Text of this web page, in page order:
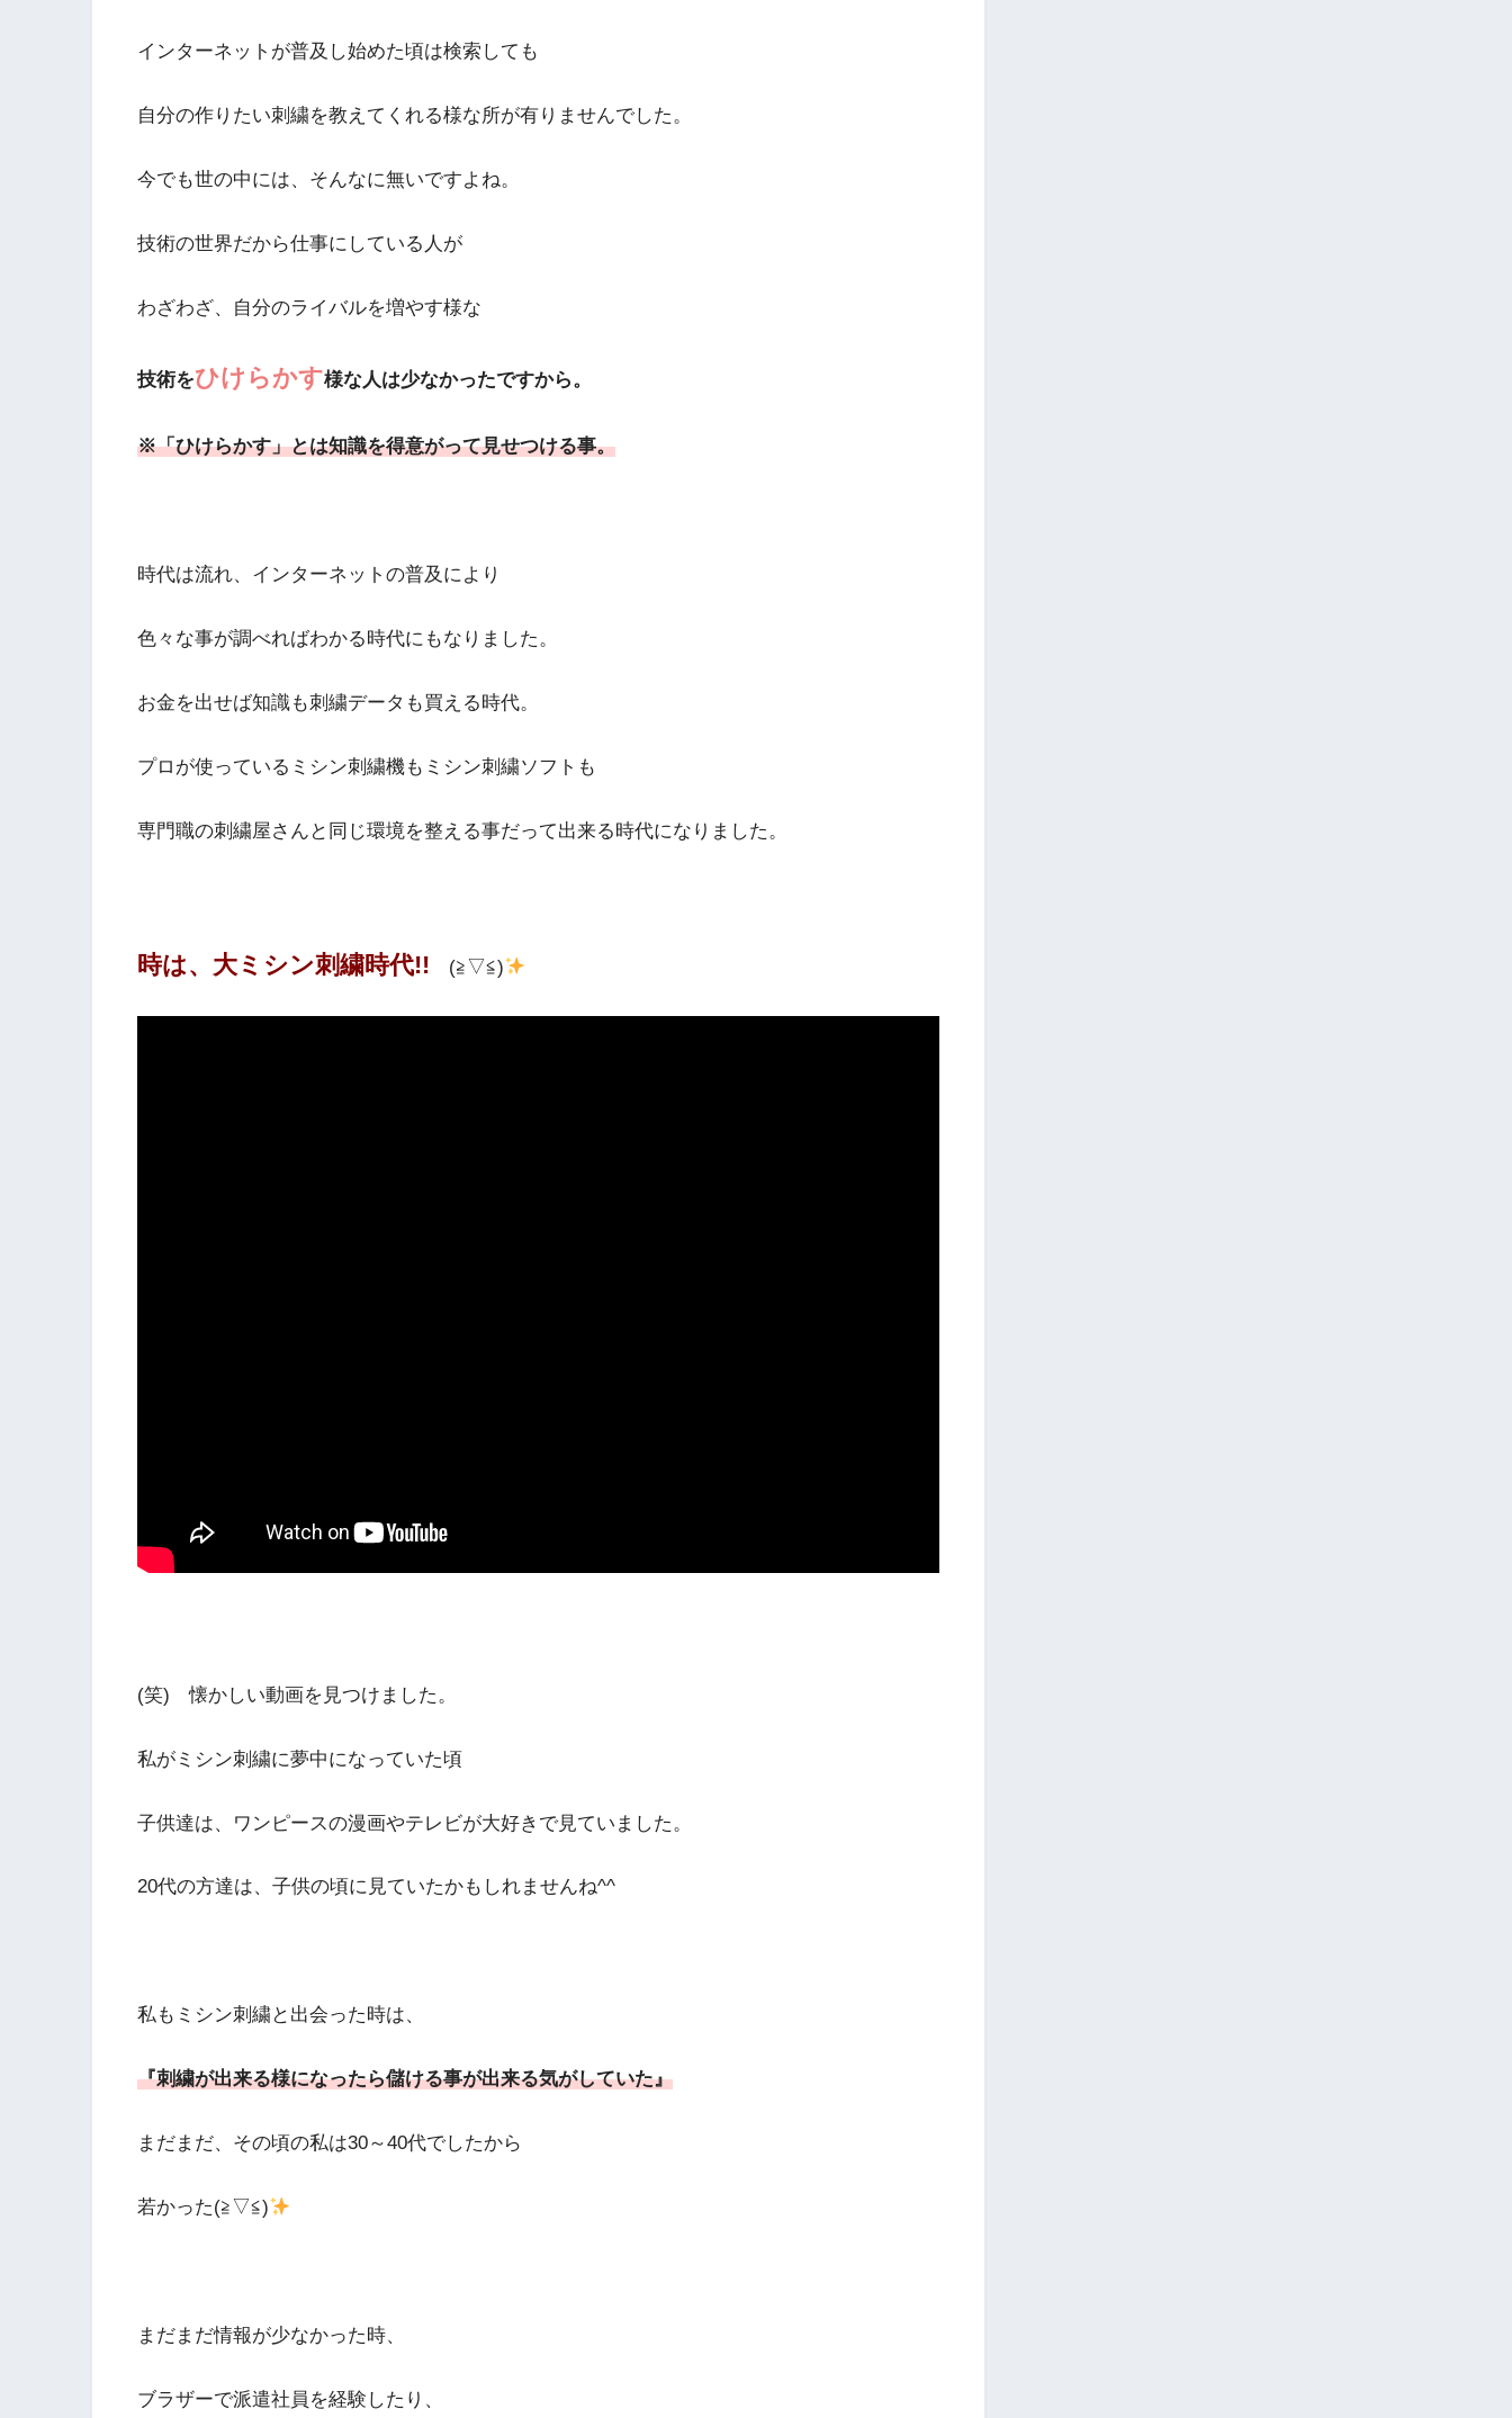
インターネットが普及し始めた頃は検索しても
自分の作りたい刺繍を教えてくれる様な所が有りませんでした。
今でも世の中には、そんなに無いですよね。
技術の世界だから仕事にしている人が
わざわざ、自分のライバルを増やす様な
技術をひけらかす様な人は少なかったですから。
※「ひけらかす」とは知識を得意がって見せつける事。
時代は流れ、インターネットの普及により
色々な事が調べればわかる時代にもなりました。
お金を出せば知識も刺繍データも買える時代。
プロが使っているミシン刺繍機もミシン刺繍ソフトも
専門職の刺繍屋さんと同じ環境を整える事だって出来る時代になりました。
時は、大ミシン刺繍時代!! (≧▽≦)
(笑) 懐かしい動画を見つけました。
私がミシン刺繍に夢中になっていた頃
子供達は、ワンピースの漫画やテレビが大好きで見ていました。
20代の方達は、子供の頃に見ていたかもしれませんね^^
私もミシン刺繍と出会った時は、
『刺繍が出来る様になったら儲ける事が出来る気がしていた』
まだまだ、その頃の私は30～40代でしたから
若かった(≧▽≦)
まだまだ情報が少なかった時、
ブラザーで派遣社員を経験したり、